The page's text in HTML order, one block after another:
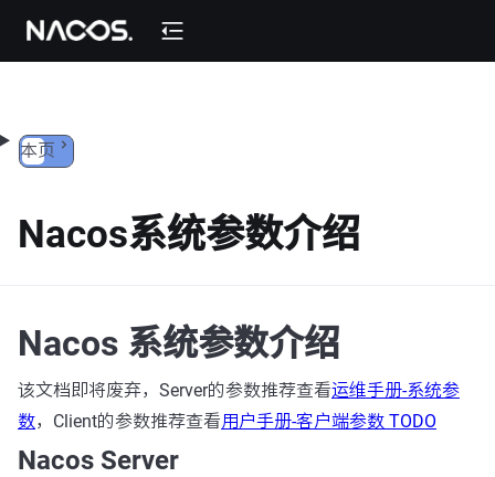
跳转到内容
本页
Nacos系统参数介绍
Nacos 系统参数介绍
该文档即将废弃，Server的参数推荐查看运维手册-系统参
数，Client的参数推荐查看用户手册-客户端参数 TODO
Nacos Server